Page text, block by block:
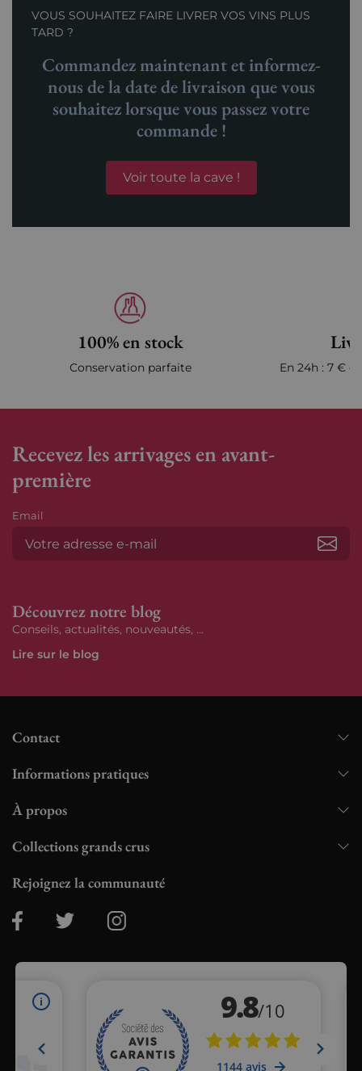
VOUS SOUHAITEZ FAIRE LIVRER VOS VINS PLUS
TARD ?
Commandez maintenant et informez-
nous de la date de livraison que vous
souhaitez lorsque vous passez votre
commande !
Voir toute la cave !
100% en stock
Conservation parfaite En 24h : 7 €
Recevez les arrivages en avant-
première
Email
Découvrez notre blog
Conseils, actualités, nouveautés, ...
Lire sur le blog
Contact
Informations pratiques
À propos
Collections grands crus
Rejoignez la communauté